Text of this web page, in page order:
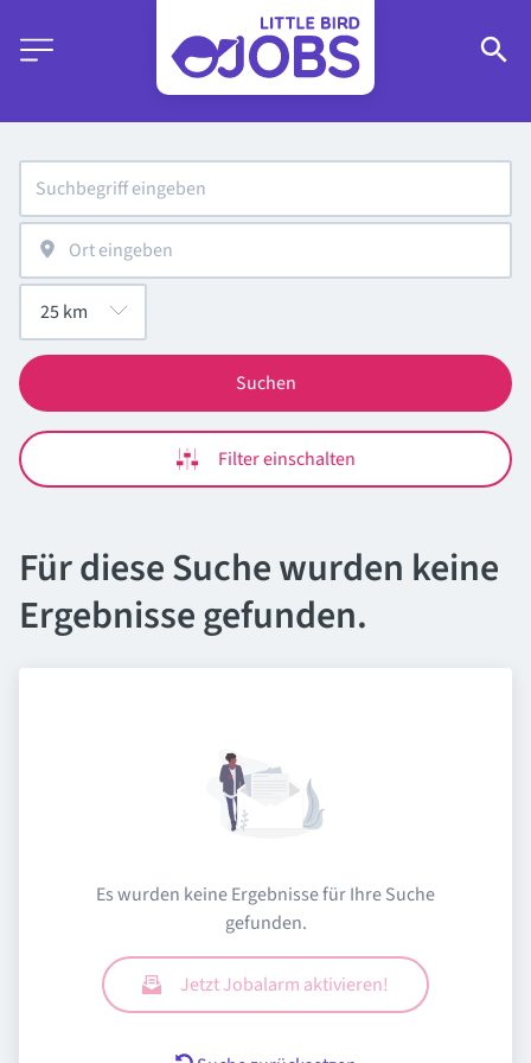
Suchen
Filter einschalten
Für diese Suche wurden keine
Ergebnisse gefunden.
Es wurden keine Ergebnisse für Ihre Suche
gefunden.
Jetzt Jobalarm aktivieren!